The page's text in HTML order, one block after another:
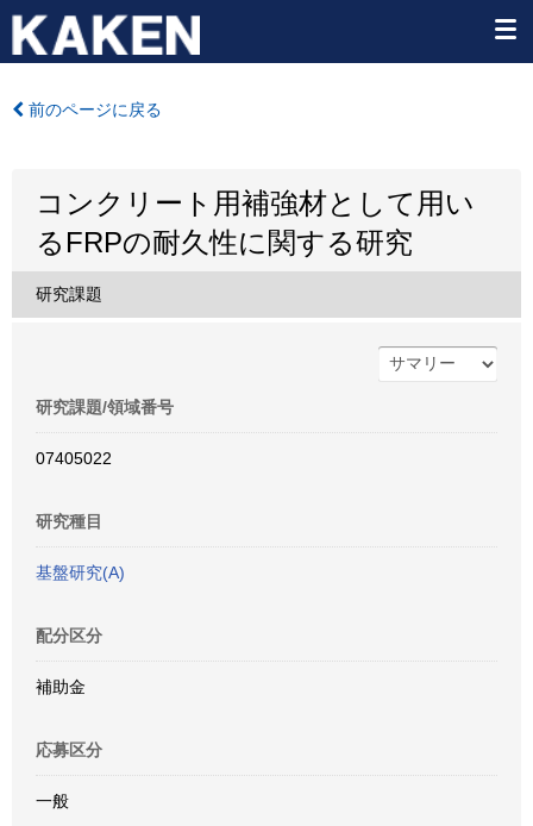
前のページに戻る
コンクリート用補強材として用い
るFRPの耐久性に関する研究
研究課題
研究課題/領域番号
07405022
研究種目
基盤研究(A)
配分区分
補助金
応募区分
一般